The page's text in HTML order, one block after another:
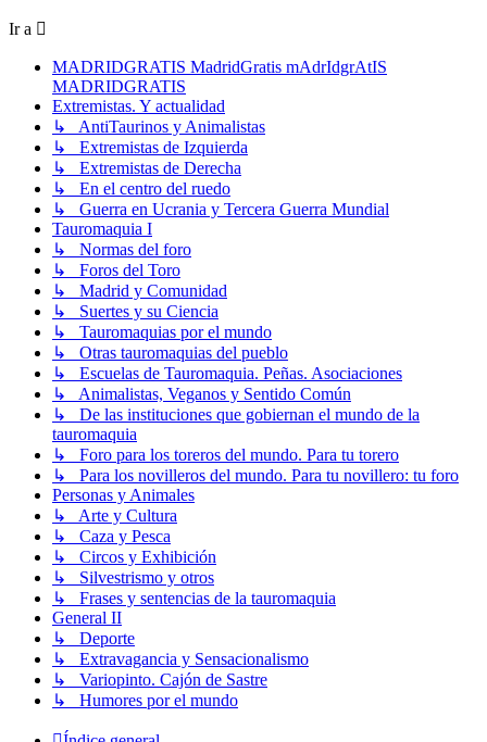
Ir a
MADRIDGRATIS MadridGratis mAdrIdgrAtIS
MADRIDGRATIS
Extremistas. Y actualidad
↳ AntiTaurinos y Animalistas
↳ Extremistas de Izquierda
↳ Extremistas de Derecha
↳ En el centro del ruedo
↳ Guerra en Ucrania y Tercera Guerra Mundial
Tauromaquia I
↳ Normas del foro
↳ Foros del Toro
↳ Madrid y Comunidad
↳ Suertes y su Ciencia
↳ Tauromaquias por el mundo
↳ Otras tauromaquias del pueblo
↳ Escuelas de Tauromaquia. Peñas. Asociaciones
↳ Animalistas, Veganos y Sentido Común
↳ De las instituciones que gobiernan el mundo de la
tauromaquia
↳ Foro para los toreros del mundo. Para tu torero
↳ Para los novilleros del mundo. Para tu novillero: tu foro
Personas y Animales
↳ Arte y Cultura
↳ Caza y Pesca
↳ Circos y Exhibición
↳ Silvestrismo y otros
↳ Frases y sentencias de la tauromaquia
General II
↳ Deporte
↳ Extravagancia y Sensacionalismo
↳ Variopinto. Cajón de Sastre
↳ Humores por el mundo